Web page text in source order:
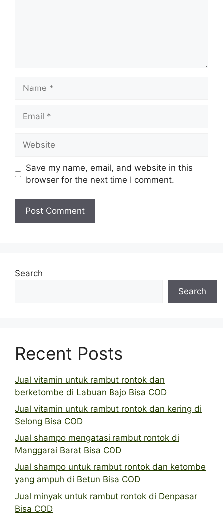
Name
Email
Website
Save my name, email, and website in this
browser for the next time I comment.
Search
Search
Recent Posts
Jual vitamin untuk rambut rontok dan
berketombe di Labuan Bajo Bisa COD
Jual vitamin untuk rambut rontok dan kering di
Selong Bisa COD
Jual shampo mengatasi rambut rontok di
Manggarai Barat Bisa COD
Jual shampo untuk rambut rontok dan ketombe
yang ampuh di Betun Bisa COD
Jual minyak untuk rambut rontok di Denpasar
Bisa COD